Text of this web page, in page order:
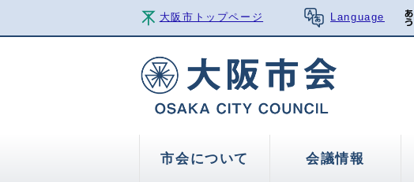
大阪市トップページ Language
市会について 会議情報